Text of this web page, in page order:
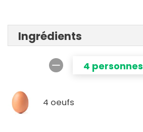
Ingrédients
4 personnes
4 oeufs